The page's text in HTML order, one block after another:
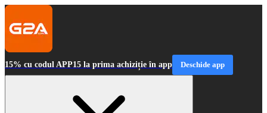
15% cu codul APP15 la prima achiziție în app Deschide app